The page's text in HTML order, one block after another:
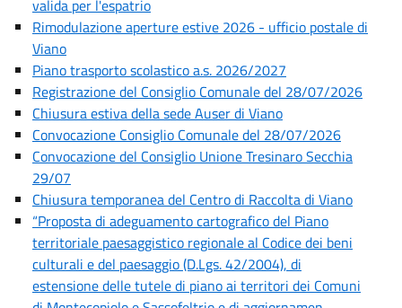
valida per l'espatrio
Rimodulazione aperture estive 2026 - ufficio postale di
Viano
Piano trasporto scolastico a.s. 2026/2027
Registrazione del Consiglio Comunale del 28/07/2026
Chiusura estiva della sede Auser di Viano
Convocazione Consiglio Comunale del 28/07/2026
Convocazione del Consiglio Unione Tresinaro Secchia
29/07
Chiusura temporanea del Centro di Raccolta di Viano
“Proposta di adeguamento cartografico del Piano
territoriale paesaggistico regionale al Codice dei beni
culturali e del paesaggio (D.Lgs. 42/2004), di
estensione delle tutele di piano ai territori dei Comuni